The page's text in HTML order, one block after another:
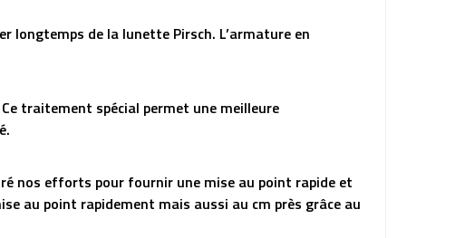
longtemps de la lunette Pirsch. L’armature en
traitement spécial permet une meilleure
nos efforts pour fournir une mise au point rapide et
au point rapidement mais aussi au cm près grâce au